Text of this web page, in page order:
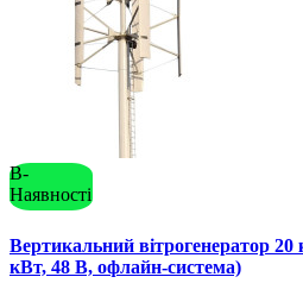
В-
Наявності
Вертикальний вітрогенератор
кВт, 48 В, офлайн-система)